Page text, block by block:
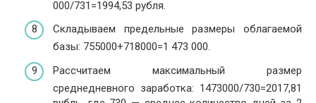
000/731=1994,53 рубля.
Складываем предельные размеры облагаемой
базы: 755000+718000=1 473 000.
Рассчитаем максимальный размер
среднедневного заработка: 1473000/730=2017,81